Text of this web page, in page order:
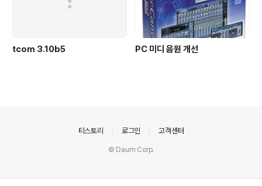
tcom 3.10b5 PC 미디 음원 개선
티스토리 로그인 고객센터
© Daum Corp.